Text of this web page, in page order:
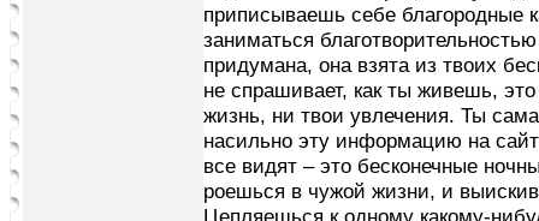
приписываешь себе благородные
заниматься
придумана, она взята из твоих
не спрашивает, как ты живешь,
жизнь, ни твои увлечения. Ты
насильно эту информацию на
все видят – это бесконечные
роешься в чужой жизни, и
Цепляешься к одному какому-